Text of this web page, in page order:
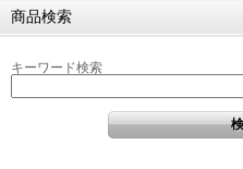
商品検索
キーワード検索